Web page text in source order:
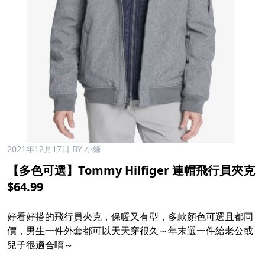
2021年12月17日 BY 小緣
【多色可選】Tommy Hilfiger 連帽飛行員夾克
$64.99
好看好搭的飛行員夾克，保暖又有型，多款顏色可選且都同
價，男生一件外套都可以天天穿很久～年末選一件給老公或
兒子很適合唷～